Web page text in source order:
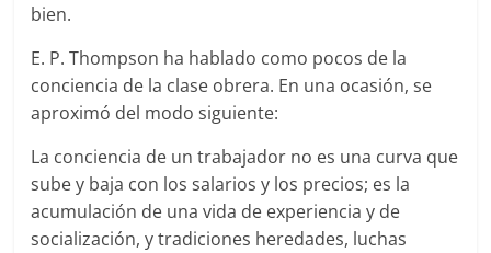
bien.
E. P. Thompson ha hablado como pocos de la
conciencia de la clase obrera. En una ocasión, se
aproximó del modo siguiente:
La conciencia de un trabajador no es una curva que
sube y baja con los salarios y los precios; es la
acumulación de una vida de experiencia y de
socialización, y tradiciones heredades, luchas